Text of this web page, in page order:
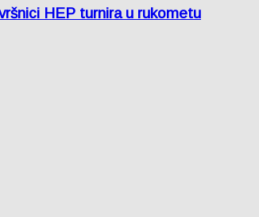
HEP turnira u rukometu